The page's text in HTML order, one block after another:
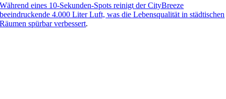
Während eines 10-Sekunden-Spots reinigt der CityBreeze
beeindruckende 4.000 Liter Luft, was die Lebensqualität in städtischen
Räumen spürbar verbessert.